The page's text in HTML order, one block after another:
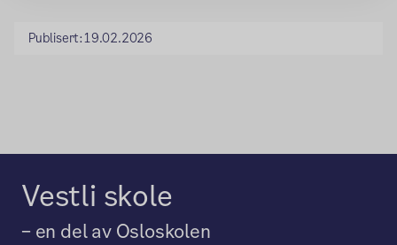
Publisert:19.02.2026
Vestli skole
– en del av Osloskolen